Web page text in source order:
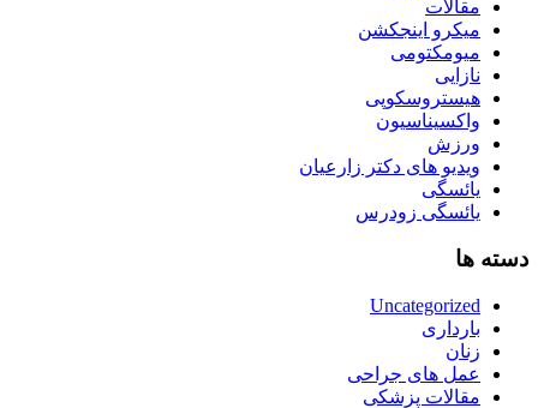
مقالات
میکرو اینجکشن
میومکتومی
نازایی
هیستروسکوپی
واکسیناسیون
ورزش
ویدیو های دکتر زارعیان
یائسگی
یائسگی زودرس
دسته ها
Uncategorized
بارداری
زنان
عمل های جراحی
مقالات پزشکی